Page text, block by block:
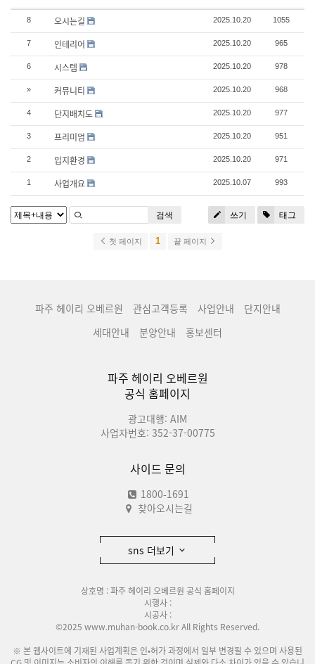
8 오시는길 2025.10.20 1055
7 인테리어 2025.10.20 965
6 시스템 2025.10.20 978
» 커뮤니티 2025.10.20 968
4 단지배치도 2025.10.20 977
3 프리미엄 2025.10.20 951
2 입지환경 2025.10.20 971
1 사업개요 2025.10.07 993
쓰기 태그
검색
첫 페이지 1 끝 페이지
파주 헤이리 오베르원 관심고객등록 사업안내
단지안내
세대안내
분양안내 홍보센터
파주 헤이리 오베르원
공식 홈페이지
광고대행: AIM
사업자번호: 352-37-00775
사이드 문의
1800-1691
찾아오시는길
sns 더보기
상호명 : 파주 헤이리 오베르원 공식 홈페이지
시행사 :
시공사 :
©2025 www.muhan-book.co.kr All Rights Reserved.
※ 본 웹사이트에 기재된 사업계획은 인•허가 과정에서 일부 변경될 수 있으며 사용된